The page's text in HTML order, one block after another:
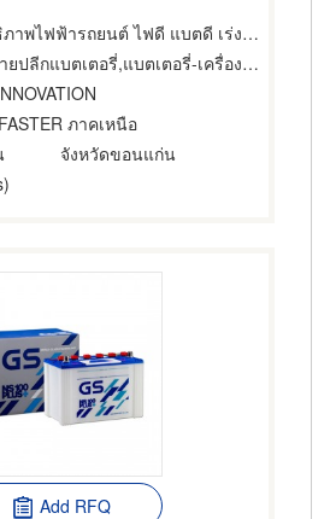
อุปกรณ์เพิ่มประสิทธิภาพไฟฟ้ารถยนต์ ไฟดี แบตดี เร่งดีกว่า
ลีกแบตเตอรี่,แบตเตอรี่-เครื่องทำ,อุปกรณ์อัดไฟแบตเตอรี่
ภาคเหนือ
จังหวัดขอนแก่น
Add RFQ